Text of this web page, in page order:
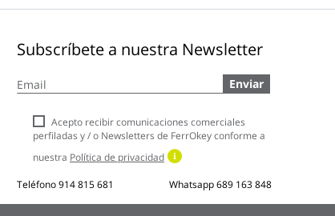
Subscríbete a nuestra Newsletter
a
boletín
noticias:
Enviar
Acepto recibir comunicaciones comerciales
perfiladas y / o Newsletters de FerrOkey conforme a
nuestra Política de privacidad
Teléfono914 815 681 Whatsapp689 163 848